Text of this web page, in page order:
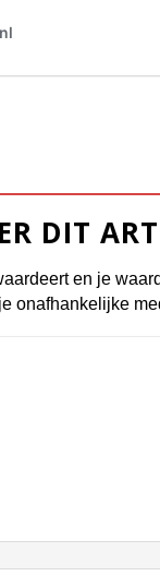
DIT
en je
onafhankelijke